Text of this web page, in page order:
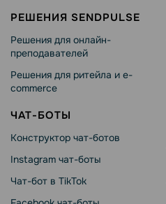
РЕШЕНИЯ SENDPULSE
Решения для онлайн-
преподавателей
Решения для ритейла и e-
commerce
ЧАТ-БОТЫ
Конструктор чат-ботов
Instagram чат-боты
Чат-бот в TikTok